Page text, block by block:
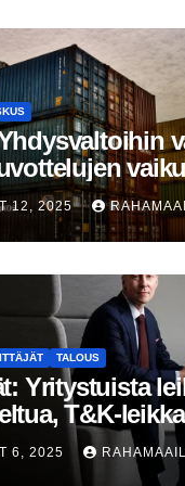
12, 2025
TALOUS
Yritystuista
T&K-
6, 2025